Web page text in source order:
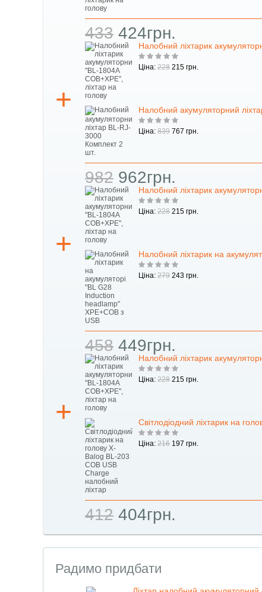
433 424грн.
Налобний ліхтарик
Ціна: 228 215 грн.
Налобний акумуляторний
Ціна: 839 767 грн.
982 962грн.
Налобний ліхтарик
Ціна: 228 215 грн.
Налобний ліхтарик на
Ціна: 279 243 грн.
458 449грн.
Налобний ліхтарик
Ціна: 228 215 грн.
Світлодіодний ліхтарик на
Ціна: 216 197 грн.
412 404грн.
Радимо придбати